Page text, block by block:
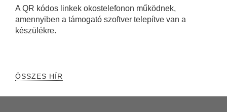
A QR kódos linkek okostelefonon működnek,
amennyiben a támogató szoftver telepítve van a
készülékre.
ÖSSZES HÍR